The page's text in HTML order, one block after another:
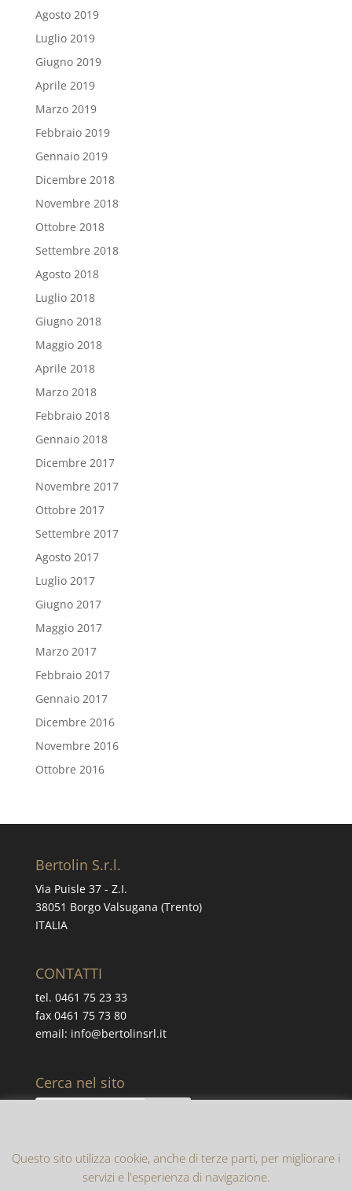
Agosto 2019
Luglio 2019
Giugno 2019
Aprile 2019
Marzo 2019
Febbraio 2019
Gennaio 2019
Dicembre 2018
Novembre 2018
Ottobre 2018
Settembre 2018
Agosto 2018
Luglio 2018
Giugno 2018
Maggio 2018
Aprile 2018
Marzo 2018
Febbraio 2018
Gennaio 2018
Dicembre 2017
Novembre 2017
Ottobre 2017
Settembre 2017
Agosto 2017
Luglio 2017
Giugno 2017
Maggio 2017
Marzo 2017
Febbraio 2017
Gennaio 2017
Dicembre 2016
Novembre 2016
Ottobre 2016
Bertolin S.r.l.
Via Puisle 37 - Z.I.
38051 Borgo Valsugana (Trento)
ITALIA
CONTATTI
tel. 0461 75 23 33
fax 0461 75 73 80
email: info@bertolinsrl.it
Cerca nel sito
Questo sito utilizza cookie, anche di terze parti, per migliorare i
servizi e l'esperienza di navigazione.